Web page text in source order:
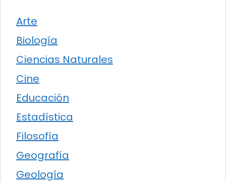
Arte
Biología
Ciencias Naturales
Cine
Educación
Estadística
Filosofía
Geografía
Geología